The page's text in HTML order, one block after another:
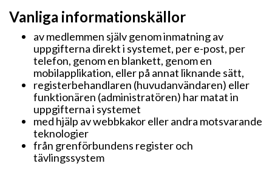
Vanliga informationskällor
av medlemmen själv genom inmatning av
uppgifterna direkt i systemet, per e-post, per
telefon, genom en blankett, genom en
mobilapplikation, eller på annat liknande sätt,
registerbehandlaren (huvudanvändaren) eller
funktionären (administratören) har matat in
uppgifterna i systemet
med hjälp av webbkakor eller andra motsvarande
teknologier
från grenförbundens register och
tävlingssystem